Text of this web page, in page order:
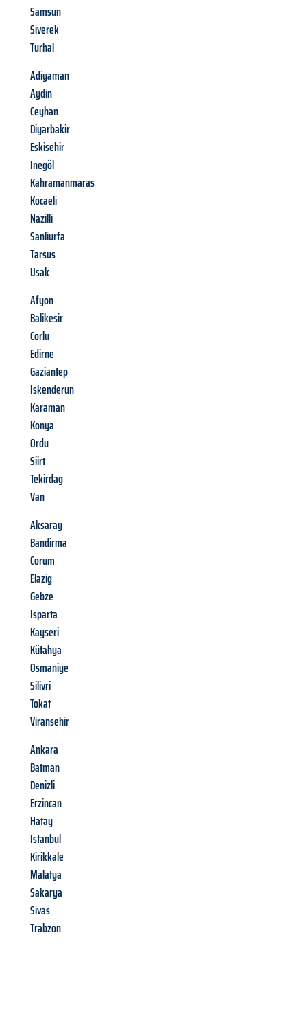
Samsun
Siverek
Turhal
Adiyaman
Aydin
Ceyhan
Diyarbakir
Eskisehir
Inegöl
Kahramanmaras
Kocaeli
Nazilli
Sanliurfa
Tarsus
Usak
Afyon
Balikesir
Corlu
Edirne
Gaziantep
Iskenderun
Karaman
Konya
Ordu
Siirt
Tekirdag
Van
Aksaray
Bandirma
Corum
Elazig
Gebze
Isparta
Kayseri
Kütahya
Osmaniye
Silivri
Tokat
Viransehir
Ankara
Batman
Denizli
Erzincan
Hatay
Istanbul
Kirikkale
Malatya
Sakarya
Sivas
Trabzon